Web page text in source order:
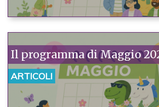
Il programma di Maggio
ARTICOLI